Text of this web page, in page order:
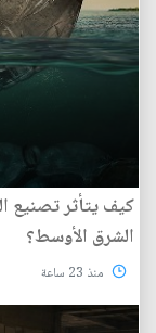
كيف يتأثر تصنيع
الشرق الأوسط؟
منذ 23 ساعة